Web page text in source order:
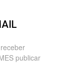
publicar